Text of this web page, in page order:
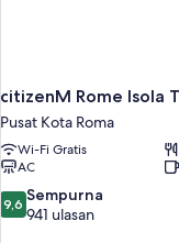
citizenM Rome Isola
Pusat Kota Roma
Wi-Fi Gratis
AC
9.6
dari
9,6 Sempurna
941 ulasan